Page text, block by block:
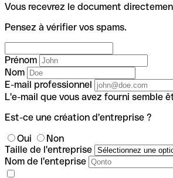
Vous recevrez le document
Pensez à vérifier vos spams.
Prénom
Nom
E-mail professionnel
L'e-mail que vous avez fourni semble
Est-ce une création d'entreprise ?
Oui
Non
Taille de l'entreprise
Nom de l'enteprise